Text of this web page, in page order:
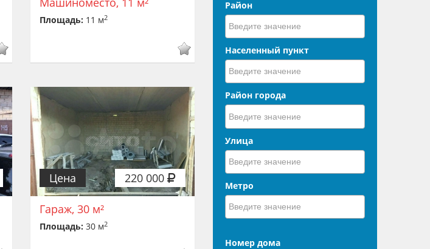
Площадь: 11 м2
220 000
Цена
Гараж, 30 м²
Площадь: 30 м2
Район
Населенный пункт
Район города
Улица
Метро
Номер дома